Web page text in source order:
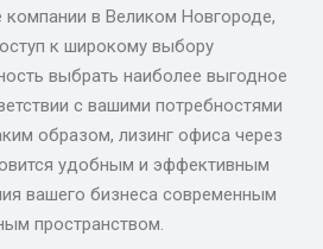
компании в Великом Новгороде,
к широкому выбору
выбрать наиболее выгодное
с вашими потребностями
образом, лизинг офиса через
удобным и эффективным
вашего бизнеса современным
пространством.